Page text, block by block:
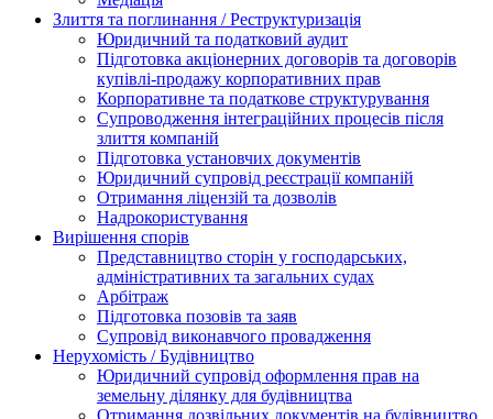
Злиття та поглинання / Реструктуризація
Юридичний та податковий аудит
Підготовка акціонерних договорів та договорів
купівлі-продажу корпоративних прав
Корпоративне та податкове структурування
Супроводження інтеграційних процесів після
злиття компаній
Підготовка установчих документів
Юридичний супровід реєстрації компаній
Отримання ліцензій та дозволів
Надрокористування
Вирішення спорів
Представництво сторін у господарських,
адміністративних та загальних судах
Арбітраж
Підготовка позовів та заяв
Супровід виконавчого провадження
Нерухомість / Будівництво
Юридичний супровід оформлення прав на
земельну ділянку для будівництва